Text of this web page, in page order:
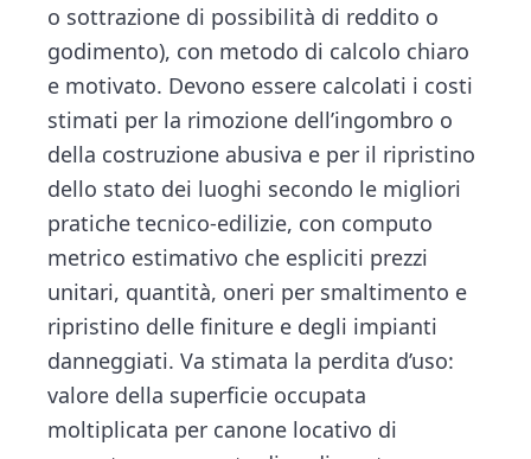
o sottrazione di possibilità di reddito o
godimento), con metodo di calcolo chiaro
e motivato. Devono essere calcolati i costi
stimati per la rimozione dell’ingombro o
della costruzione abusiva e per il ripristino
dello stato dei luoghi secondo le migliori
pratiche tecnico‑edilizie, con computo
metrico estimativo che espliciti prezzi
unitari, quantità, oneri per smaltimento e
ripristino delle finiture e degli impianti
danneggiati. Va stimata la perdita d’uso:
valore della superficie occupata
moltiplicata per canone locativo di